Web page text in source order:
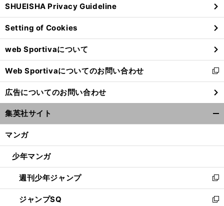
ィ
ン
ド
ウ
で
開
く
SHUEISHA Privacy Guideline
Setting of Cookies
web Sportivaについて
Web Sportivaについてのお問い合わせ
新
し
い
ウ
ィ
ン
ウ
開
く
広告についてのお問い合わせ
集英社サイト
マンガ
少年マンガ
週刊少年ジャンプ
新
し
い
ジャンプSQ
新